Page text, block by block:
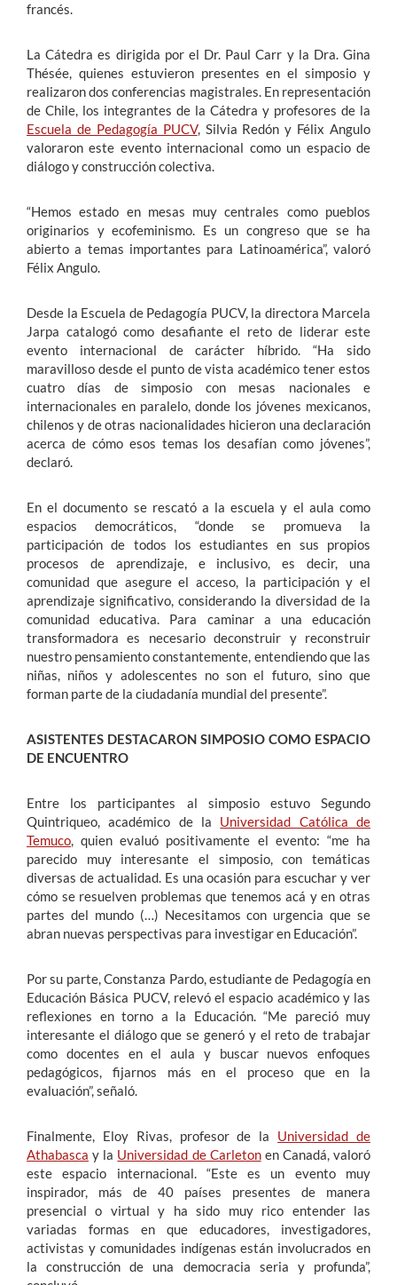
francés.
La Cátedra es dirigida por el Dr. Paul Carr y la Dra. Gina
Thésée, quienes estuvieron presentes en el simposio y
realizaron dos conferencias magistrales. En representación
de Chile, los integrantes de la Cátedra y profesores de la
Escuela de Pedagogía PUCV, Silvia Redón y Félix Angulo
valoraron este evento internacional como un espacio de
diálogo y construcción colectiva.
“Hemos estado en mesas muy centrales como pueblos
originarios y ecofeminismo. Es un congreso que se ha
abierto a temas importantes para Latinoamérica”, valoró
Félix Angulo.
Desde la Escuela de Pedagogía PUCV, la directora Marcela
Jarpa catalogó como desafiante el reto de liderar este
evento internacional de carácter híbrido. “Ha sido
maravilloso desde el punto de vista académico tener estos
cuatro días de simposio con mesas nacionales e
internacionales en paralelo, donde los jóvenes mexicanos,
chilenos y de otras nacionalidades hicieron una declaración
acerca de cómo esos temas los desafían como jóvenes”,
declaró.
En el documento se rescató a la escuela y el aula como
espacios democráticos, “donde se promueva la
participación de todos los estudiantes en sus propios
procesos de aprendizaje, e inclusivo, es decir, una
comunidad que asegure el acceso, la participación y el
aprendizaje significativo, considerando la diversidad de la
comunidad educativa. Para caminar a una educación
transformadora es necesario deconstruir y reconstruir
nuestro pensamiento constantemente, entendiendo que las
niñas, niños y adolescentes no son el futuro, sino que
forman parte de la ciudadanía mundial del presente”.
ASISTENTES DESTACARON SIMPOSIO COMO ESPACIO
DE ENCUENTRO
Entre los participantes al simposio estuvo Segundo
Quintriqueo, académico de la Universidad Católica de
Temuco, quien evaluó positivamente el evento: “me ha
parecido muy interesante el simposio, con temáticas
diversas de actualidad. Es una ocasión para escuchar y ver
cómo se resuelven problemas que tenemos acá y en otras
partes del mundo (…) Necesitamos con urgencia que se
abran nuevas perspectivas para investigar en Educación”.
Por su parte, Constanza Pardo, estudiante de Pedagogía en
Educación Básica PUCV, relevó el espacio académico y las
reflexiones en torno a la Educación. “Me pareció muy
interesante el diálogo que se generó y el reto de trabajar
como docentes en el aula y buscar nuevos enfoques
pedagógicos, fijarnos más en el proceso que en la
evaluación”, señaló.
Finalmente, Eloy Rivas, profesor de la Universidad de
Athabasca y la Universidad de Carletonen Canadá, valoró
este espacio internacional. “Este es un evento muy
inspirador, más de 40 países presentes de manera
presencial o virtual y ha sido muy rico entender las
variadas formas en que educadores, investigadores,
activistas y comunidades indígenas están involucrados en
la construcción de una democracia seria y profunda”,